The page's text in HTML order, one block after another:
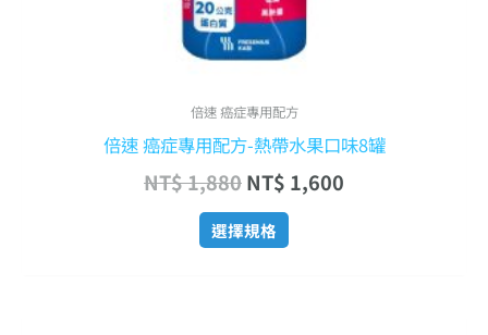
倍速 癌症專用配方
倍速 癌症專用配方-熱帶水果口味8罐
NT$1,880NT$ 1,600
選擇規格
頁
面
擇
項